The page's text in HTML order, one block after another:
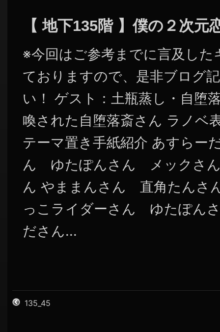
【 地下135階 】僕の２次
※今回はご参考までに言及した
ておりますので、是非ブログ
い！ ゲスト：土瓶蒸し・自堕
喚された自堕落斎さん ラノベ
テーマ置き手紙紹介 あすら
ん ゆたぽんさん メックさ
ん やままんさん 直角たん
っこライダーさん ゆたぽん
ださん...
135_45